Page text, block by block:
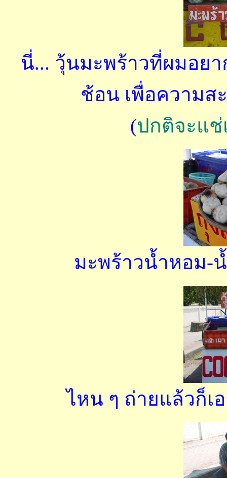
นี่... วุ้นมะพร้าวที่ผมอย
ช้อน เพื่อความส
(ปกติจะแช่
มะพร้าวน้ำหอม-
ไหน ๆ ถ่ายแล้วก็เ